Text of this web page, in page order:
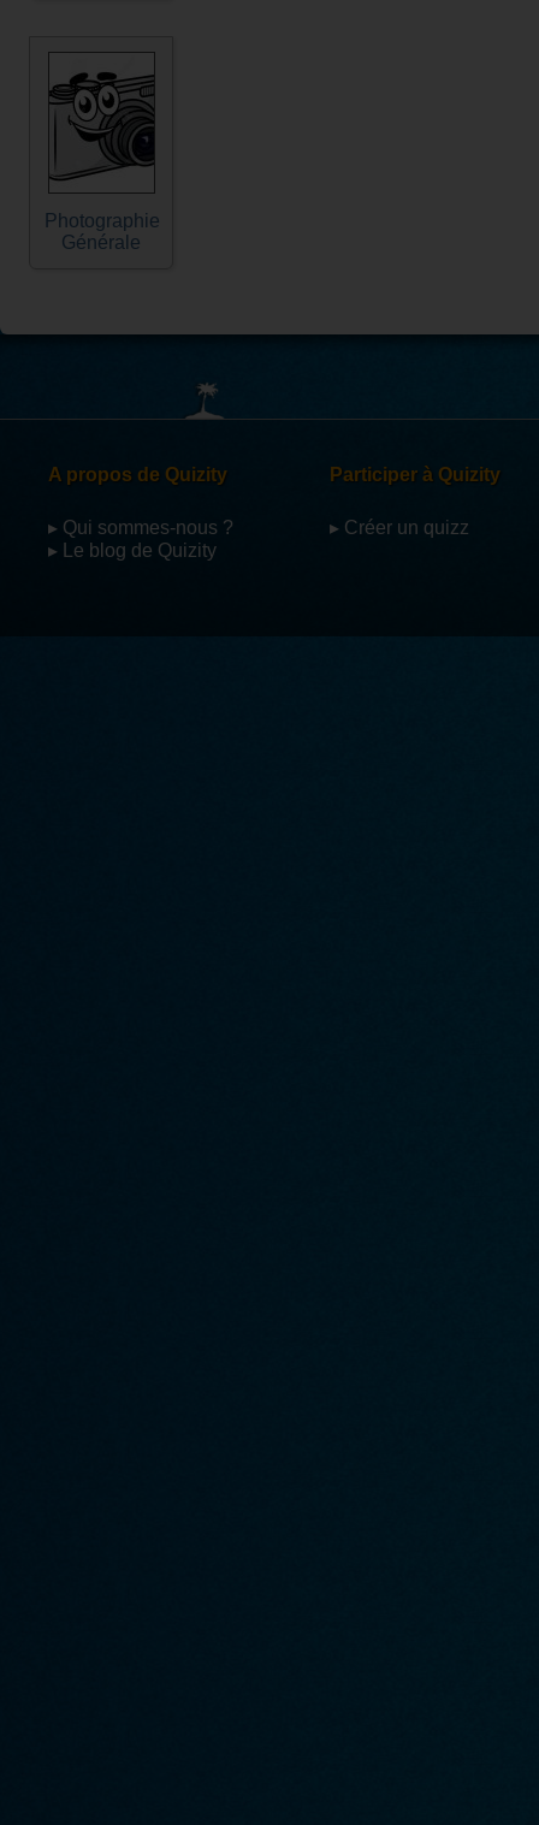
Photographie
Générale
A propos de Quizity
▸ Qui sommes-nous ?
▸ Le blog de Quizity
Participer à Quizity
▸ Créer un quizz